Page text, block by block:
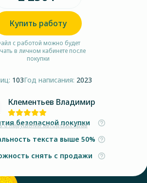
Купить работу
с работой можно будет
в личном кабинете после
покупки
103Год написания: 2023
Клементьев Владимир
о нарушении авторских прав
безопасной покупки
текста выше 50%
снять с продажи